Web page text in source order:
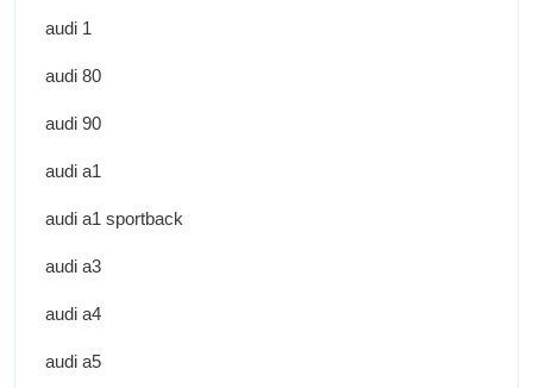
audi 1
audi 80
audi 90
audi a1
audi a1 sportback
audi a3
audi a4
audi a5